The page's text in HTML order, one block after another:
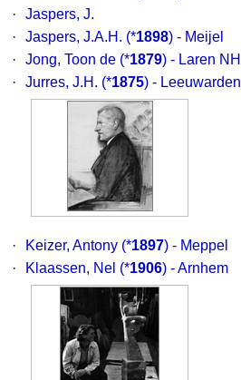
·
Jaspers, J.
·
Jaspers, J.A.H. (*1898) - Meijel
·
Jong, Toon de (*1879) - Laren NH
·
Jurres, J.H. (*1875) - Leeuwarden
· Keizer, Antony (*1897) - Meppel
·
Klaassen, Nel (*1906) - Arnhem